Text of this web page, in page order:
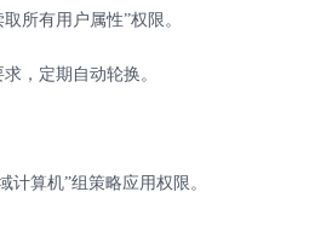
所有用户属性”权限。
，定期自动轮换。
计算机”组策略应用权限。